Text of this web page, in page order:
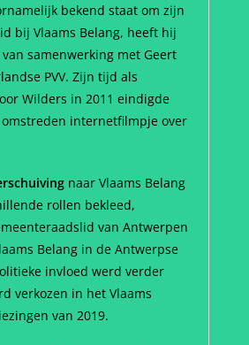
bekend staat om zijn
bij Vlaams Belang, heeft hij
samenwerking met Geert
PVV. Zijn tijd als
Wilders in 2011 eindigde
internetfilmpje over
naar Vlaams Belang
rollen bekleed,
van Antwerpen
Belang in de Antwerpse
invloed werd verder
verkozen in het Vlaams
van 2019.